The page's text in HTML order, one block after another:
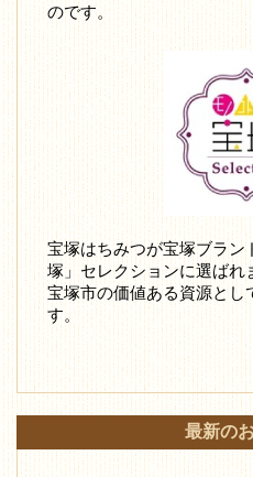
のです。
宝塚はちみつが宝塚ブラ
塚」セレクションに選ばれ
宝塚市の価値ある資源とし
す。
最新の